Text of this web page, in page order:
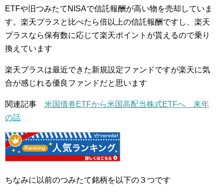
ETFや旧つみたてNISAで信託報酬が高い物を売却していま
す。楽天プラスと比べたら倍以上の信託報酬ですし、楽天
プラスなら保有数に応じて楽天ポイントが貰えるので乗り
換えています
楽天プラスは最近できた新規設定ファンドですが楽天に気
合が感じれる優良ファンドだと思います
関連記事 米国債券ETFから米国高配当株式ETFへ 来年
の話
ちなみに以前のつみたて銘柄を以下の３つです